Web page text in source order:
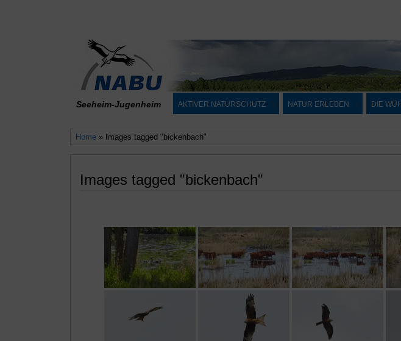
Seeheim-Jugenheim AKTIVER NATURSCHUTZ NATUR ERLEBEN DIE
Home» Images tagged "bickenbach"
Images tagged "bickenbach"